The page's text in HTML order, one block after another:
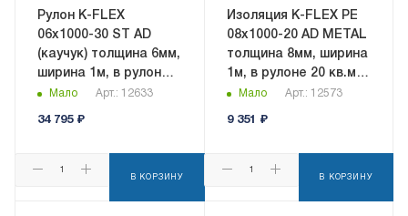
Рулон K-FLEX
06x1000-30 ST AD
(каучук) толщина 6мм,
ширина 1м, в рулоне
30кв.м,
Мало Арт.: 12633
34 795₽
В КОРЗИНУ
Изоляция K-FLEX PE
08x1000-20 AD METAL
толщина 8мм, ширина
1м, в рулоне 20 кв.м,
самоклеящаяся, с
Мало Арт.: 12573
9 351 ₽
В КОРЗИНУ